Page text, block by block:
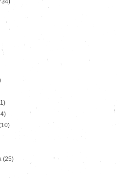
(25)